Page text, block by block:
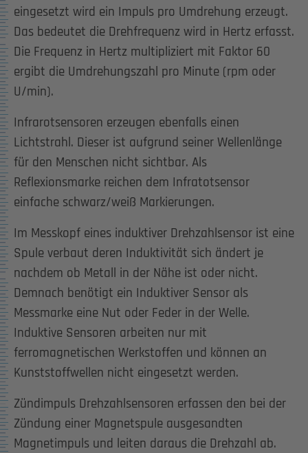
eingesetzt wird ein Impuls pro Umdrehung erzeugt.
Das bedeutet die Drehfrequenz wird in Hertz erfasst.
Die Frequenz in Hertz multipliziert mit Faktor 60
ergibt die Umdrehungszahl pro Minute (rpm oder
U/min).
Infrarotsensoren erzeugen ebenfalls einen
Lichtstrahl. Dieser ist aufgrund seiner Wellenlänge
für den Menschen nicht sichtbar. Als
Reflexionsmarke reichen dem Infratotsensor
einfache schwarz/weiß Markierungen.
Im Messkopf eines induktiver Drehzahlsensor ist eine
Spule verbaut deren Induktivität sich ändert je
nachdem ob Metall in der Nähe ist oder nicht.
Demnach benötigt ein Induktiver Sensor als
Messmarke eine Nut oder Feder in der Welle.
Induktive Sensoren arbeiten nur mit
ferromagnetischen Werkstoffen und können an
Kunststoffwellen nicht eingesetzt werden.
Zündimpuls Drehzahlsensoren erfassen den bei der
Zündung einer Magnetspule ausgesandten
Magnetimpuls und leiten daraus die Drehzahl ab.